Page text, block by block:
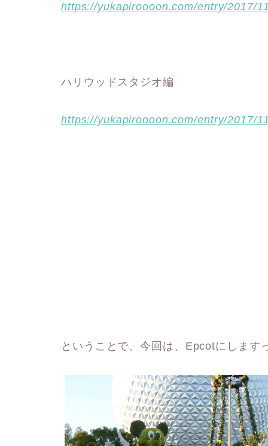
https://yukapiroooon.com/entry/2017/
ハリウッドスタジオ編
https://yukapiroooon.com/entry/2017/
ということで、今回は、Epcotにします